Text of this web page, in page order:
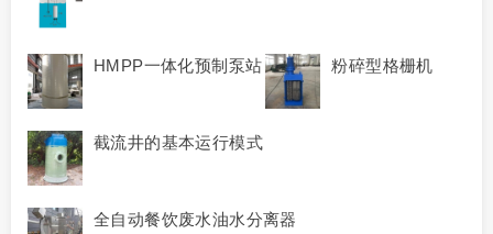
HMPP一体化预制泵站 粉碎型格栅机
截流井的基本运行模式
全自动餐饮废水油水分离器